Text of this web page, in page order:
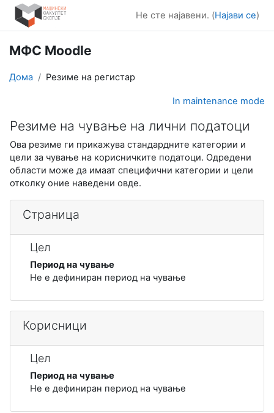
Оди до главна содржина
Не сте најавени. (Најави се)
МФС Moodle
Дома Резиме на регистар
In maintenance mode
Резиме на чување на лични податоци
Ова резиме ги прикажува стандардните категории и
цели за чување на корисничките податоци. Одредени
области може да имаат специфични категории и цели
отколку оние наведени овде.
Страница
Цел
Период на чување
Не е дефиниран период на чување
Корисници
Цел
Период на чување
Не е дефиниран период на чување